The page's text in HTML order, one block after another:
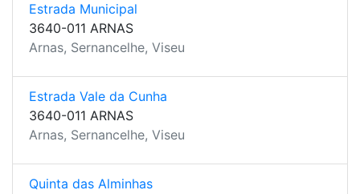
Estrada Municipal
3640-011 ARNAS
Arnas, Sernancelhe, Viseu
Estrada Vale da Cunha
3640-011 ARNAS
Arnas, Sernancelhe, Viseu
Quinta das Alminhas